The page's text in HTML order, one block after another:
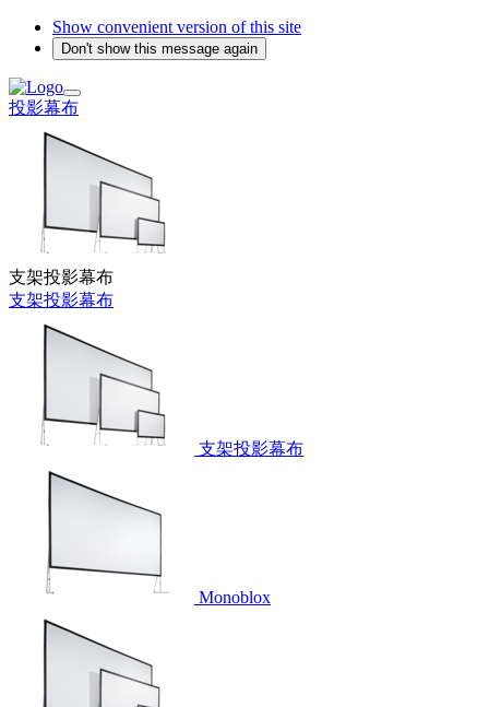
Show convenient version of this site
Don't show this message again
投影幕布
支架投影幕布
支架投影幕布
支架投影幕布
Monoblox